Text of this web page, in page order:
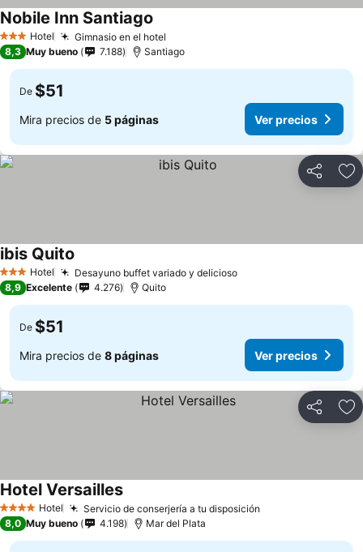
3 Estrellas
Hotel Gimnasio en el hotel
Nobile Inn Santiago
8,3 Muy bueno 7.188 Santiago
De $51
Mira precios de 5 páginas Ver precios
Compartir
3 Estrellas
Hotel Desayuno buffet variado y delicioso
ibis Quito
8,9 Excelente 4.276 Quito
De $51
Mira precios de 8 páginas Ver precios
Compartir
4 EstrellasHotel Servicio de conserjería a tu disposición
Hotel Versailles
8,0 Muy bueno 4.198 Mar del Plata